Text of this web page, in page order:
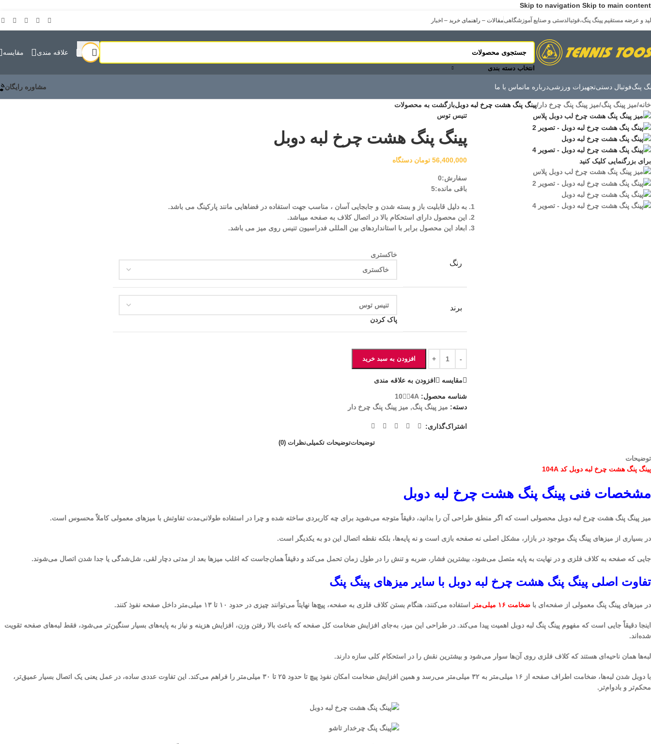
Skip to navigation Skip to main content
و عرضه مستقیم پینگ پنگ،فوتبالدستی و صنایع آموزشگاهیمقالات – راهنمای خرید – اخبار
انتخاب دسته بندی
علاقه مندی مقايسه
پنگفوتبال دستیتجهیزات ورزشیدرباره ماتماس با ما مشاوره رایگان
خانه/میز پینگ پنگ/میز پینگ پنگ چرخ دار /پینگ پنگ هشت چرخ لبه دوبلبازگشت به محصولات
برای بزرگنمایی کلیک کنید
تنیس توس
پینگ پنگ هشت چرخ لبه دوبل
56,400,000 تومان دستگاه
سفارش:0
باقی مانده:5
به دلیل قابلیت باز و بسته شدن و جابجایی آسان ، مناسب جهت استفاده در فضاهایی مانند پارکینگ می باشد.
این محصول دارای استحکام بالا در اتصال کلاف به صفحه میباشد.
ابعاد این محصول برابر با استانداردهای بین المللی فدراسیون تنیس روی میز می باشد.
رنگ
خاکستری
برند
پاک کردن
افزودن به سبد خرید
مقايسه افزودن به علاقه مندی
شناسه محصول:104ََA
دسته: میز پینگ پنگ, میز پینگ پنگ چرخ دار
اشتراک‌گذاری:
توضیحاتتوضیحات تکمیلینظرات (0)
توضیحات
پینگ پنگ هشت چرخ لبه دوبل کد 104A
مشخصات فنی پینگ پنگ هشت چرخ لبه دوبل
میز پینگ پنگ هشت چرخ لبه دوبل محصولی است که اگر منطق طراحی آن را بدانید، دقیقاً متوجه می‌شوید برای چه کاربردی ساخته شده و چرا در استفاده طولانی‌مدت تفاوتش با میزهای معمولی کاملاً محسوس است.
در بسیاری از میزهای پینگ پنگ موجود در بازار، مشکل اصلی نه صفحه بازی است و نه پایه‌ها، بلکه نقطه اتصال این دو به یکدیگر است.
جایی که صفحه به کلاف فلزی و در نهایت به پایه متصل می‌شود، بیشترین فشار، ضربه و تنش را در طول زمان تحمل می‌کند و دقیقاً همان‌جاست که اغلب میزها بعد از مدتی دچار لقی، شل‌شدگی یا جدا شدن اتصال می‌شوند.
تفاوت اصلی پینگ پنگ هشت چرخ لبه دوبل با سایر میزهای پینگ پنگ
در میزهای پینگ پنگ معمولی از صفحه‌ای با ضخامت ۱۶ میلی‌متر استفاده می‌کنند، هنگام بستن کلاف فلزی به صفحه، پیچ‌ها نهایتاً می‌توانند چیزی در حدود ۱۰ تا ۱۳ میلی‌متر داخل صفحه نفوذ کنند.
اینجا دقیقاً جایی است که مفهوم پینگ پنگ لبه دوبل اهمیت پیدا می‌کند. در طراحی این میز، به‌جای افزایش ضخامت کل صفحه که باعث بالا رفتن وزن، افزایش هزینه و نیاز به پایه‌های بسیار سنگین‌تر می‌شود، فقط لبه‌های صفحه تقویت
شده‌اند.
لبه‌ها همان ناحیه‌ای هستند که کلاف فلزی روی آن‌ها سوار می‌شود و بیشترین نقش را در استحکام کلی سازه دارند.
با دوبل شدن لبه‌ها، ضخامت اطراف صفحه از ۱۶ میلی‌متر به ۳۲ میلی‌متر می‌رسد و همین افزایش ضخامت امکان نفوذ پیچ تا حدود ۲۵ تا ۳۰ میلی‌متر را فراهم می‌کند. این تفاوت عددی ساده، در عمل یعنی یک اتصال بسیار عمیق‌تر،
محکم‌تر و بادوام‌تر.